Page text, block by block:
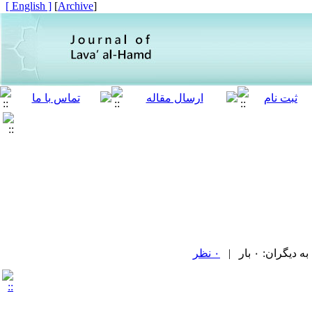
[
Archive
]
[ English ]
۰ بار | ۰ نظر